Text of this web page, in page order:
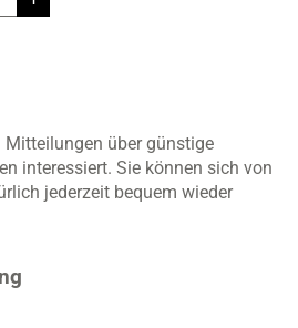
über günstige
interessiert. Sie können sich von
jederzeit bequem wieder